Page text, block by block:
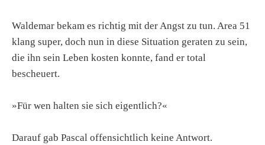
Waldemar bekam es richtig mit der Angst zu tun. Area 51
klang super, doch nun in diese Situation geraten zu sein,
die ihn sein Leben kosten konnte, fand er total
bescheuert.
»Für wen halten sie sich eigentlich?«
Darauf gab Pascal offensichtlich keine Antwort.